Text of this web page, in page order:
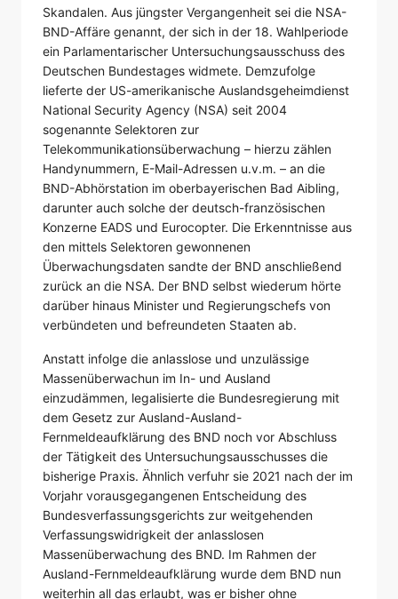
Skandalen. Aus jüngster Vergangenheit sei die NSA-
BND-Affäre genannt, der sich in der 18. Wahlperiode
ein Parlamentarischer Untersuchungsausschuss des
Deutschen Bundestages widmete. Demzufolge
lieferte der US-amerikanische Auslandsgeheimdienst
National Security Agency (NSA) seit 2004
sogenannte Selektoren zur
Telekommunikationsüberwachung – hierzu zählen
Handynummern, E-Mail-Adressen u.v.m. – an die
BND-Abhörstation im oberbayerischen Bad Aibling,
darunter auch solche der deutsch-französischen
Konzerne EADS und Eurocopter. Die Erkenntnisse aus
den mittels Selektoren gewonnenen
Überwachungsdaten sandte der BND anschließend
zurück an die NSA. Der BND selbst wiederum hörte
darüber hinaus Minister und Regierungschefs von
verbündeten und befreundeten Staaten ab.
Anstatt infolge die anlasslose und unzulässige
Massenüberwachun im In- und Ausland
einzudämmen, legalisierte die Bundesregierung mit
dem Gesetz zur Ausland-Ausland-
Fernmeldeaufklärung des BND noch vor Abschluss
der Tätigkeit des Untersuchungsausschusses die
bisherige Praxis. Ähnlich verfuhr sie 2021 nach der im
Vorjahr vorausgegangenen Entscheidung des
Bundesverfassungsgerichts zur weitgehenden
Verfassungswidrigkeit der anlasslosen
Massenüberwachung des BND. Im Rahmen der
Ausland-Fernmeldeaufklärung wurde dem BND nun
weiterhin all das erlaubt, was er bisher ohne